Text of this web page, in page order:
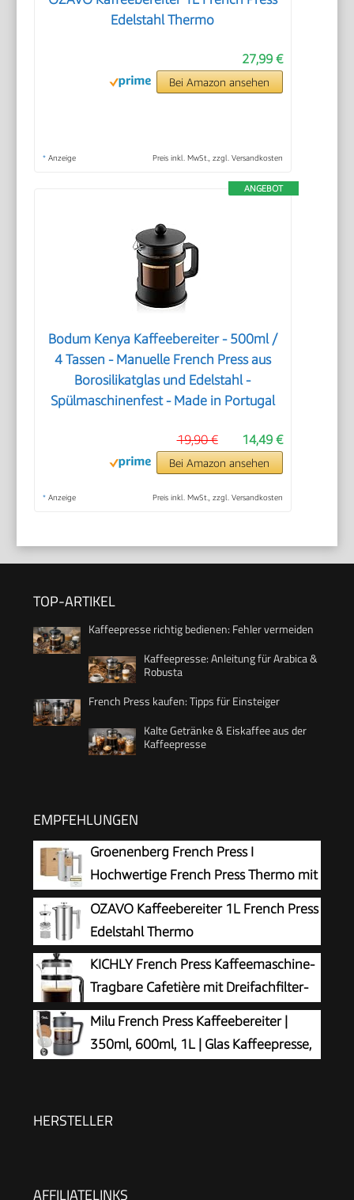
Edelstahl Thermo
27,99 €
Bei Amazon ansehen
* Anzeige Preis inkl. MwSt., zzgl. Versandkosten
ANGEBOT
Bodum Kenya Kaffeebereiter - 500ml /
4 Tassen - Manuelle French Press aus
Borosilikatglas und Edelstahl -
Spülmaschinenfest - Made in Portugal
14,49 €
19,90 €
Bei Amazon ansehen
* Anzeige Preis inkl. MwSt., zzgl. Versandkosten
TOP-ARTIKEL
Kaffeepresse richtig bedienen: Fehler vermeiden
Kaffeepresse: Anleitung für Arabica &
Robusta
French Press kaufen: Tipps für Einsteiger
Kalte Getränke & Eiskaffee aus der
Kaffeepresse
EMPFEHLUNGEN
Groenenberg French Press I
Hochwertige French Press Thermo mit
Warmhalte-Funktion I Edelstahl
Kaffeebereiter Kaffeepresse in 3 Größen bis 1
Liter
OZAVO Kaffeebereiter 1L French Press
Edelstahl Thermo
KICHLY French Press Kaffeemaschine-
Tragbare Cafetière mit Dreifachfilter-
Hitzebeständiges Glas mit
Edelstahlgehäuse- Große Karaffe-
1000ml / 1 litre / 34Oz - Schwarz
Milu French Press Kaffeebereiter |
350ml, 600ml, 1L | Glas Kaffeepresse,
(Schwarz, 350ml (2 Tassen)
HERSTELLER
AFFILIATELINKS